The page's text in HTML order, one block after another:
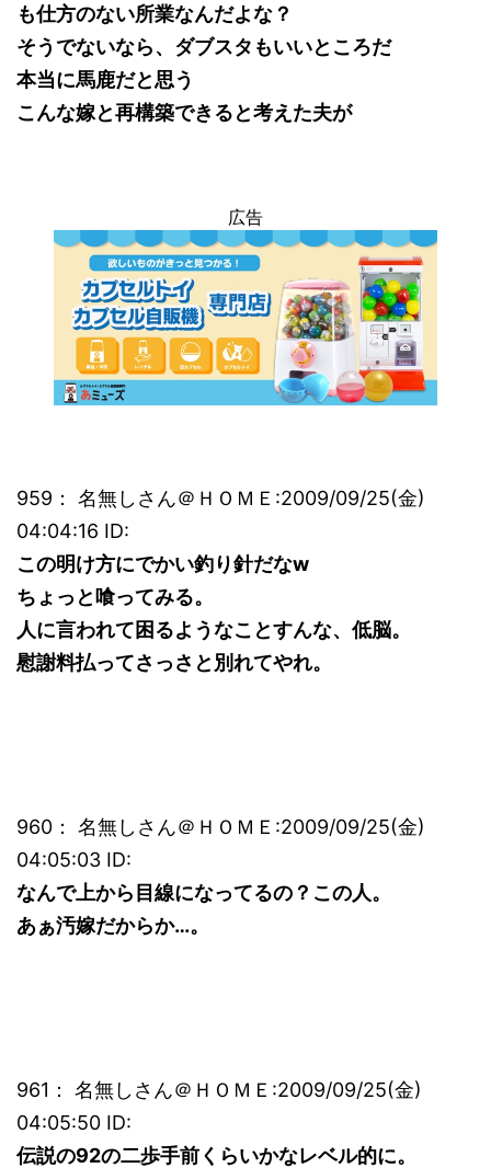
も仕方のない所業なんだよな？
そうでないなら、ダブスタもいいところだ
本当に馬鹿だと思う
こんな嫁と再構築できると考えた夫が
広告
959： 名無しさん＠ＨＯＭＥ:2009/09/25(金)
04:04:16 ID:
この明け方にでかい釣り針だなw
ちょっと喰ってみる。
人に言われて困るようなことすんな、低脳。
慰謝料払ってさっさと別れてやれ。
960： 名無しさん＠ＨＯＭＥ:2009/09/25(金)
04:05:03 ID:
なんで上から目線になってるの？この人。
あぁ汚嫁だからか…。
961： 名無しさん＠ＨＯＭＥ:2009/09/25(金)
04:05:50 ID:
伝説の92の二歩手前くらいかなレベル的に。